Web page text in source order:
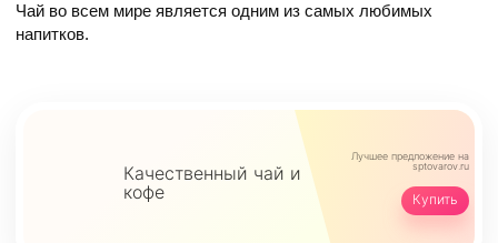
Чай во всем мире является одним из самых любимых
напитков.
Качественный чай и
кофе
Лучшее предложение на
sptovarov.ru
Купить